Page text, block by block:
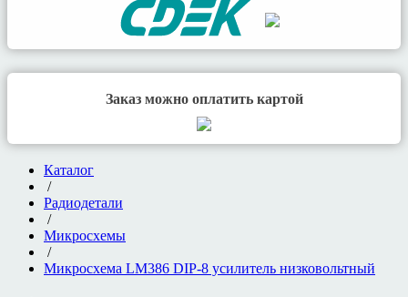
Заказ можно оплатить картой
Каталог
/
Радиодетали
/
Микросхемы
/
Микросхема LM386 DIP-8 усилитель низковольтный